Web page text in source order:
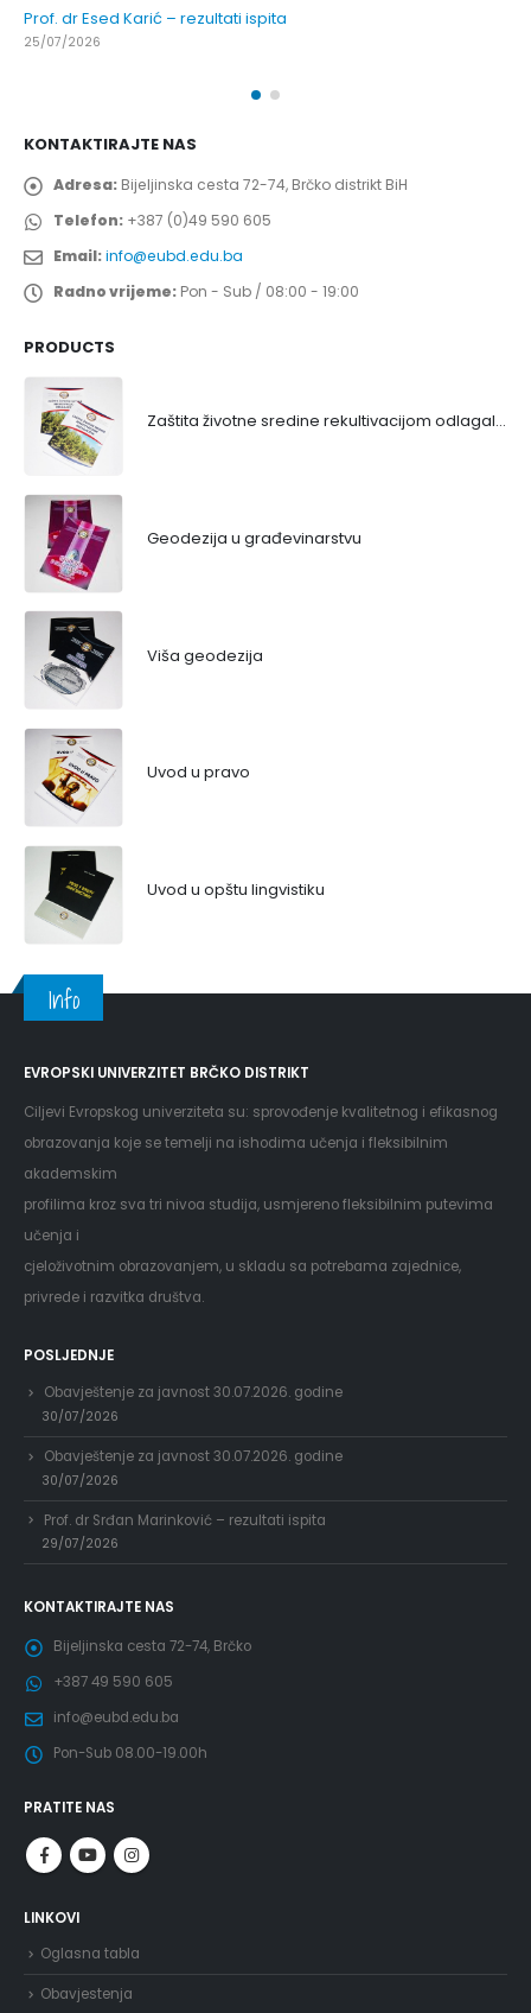
Prof. dr Esed Karić – rezultati ispita
25/07/2026
KONTAKTIRAJTE NAS
Adresa: Bijeljinska cesta 72-74, Brčko distrikt BiH
Telefon: +387 (0)49 590 605
Email:info@eubd.edu.ba
Radno vrijeme: Pon - Sub / 08:00 - 19:00
PRODUCTS
Zaštita životne sredine rekultivacijom odlagališta
Geodezija u građevinarstvu
Viša geodezija
Uvod u pravo
Uvod u opštu lingvistiku
Info
EVROPSKI UNIVERZITET BRČKO DISTRIKT
Ciljevi Evropskog univerziteta su: sprovođenje kvalitetnog i efikasnog
obrazovanja koje se temelji na ishodima učenja i fleksibilnim
akademskim
profilima kroz sva tri nivoa studija, usmjereno fleksibilnim putevima
učenja i
cjeloživotnim obrazovanjem, u skladu sa potrebama zajednice,
privrede i razvitka društva.
POSLJEDNJE
Obavještenje za javnost 30.07.2026. godine
30/07/2026
Obavještenje za javnost 30.07.2026. godine
30/07/2026
Prof. dr Srđan Marinković – rezultati ispita
29/07/2026
KONTAKTIRAJTE NAS
Bijeljinska cesta 72-74, Brčko
+387 49 590 605
info@eubd.edu.ba
Pon-Sub 08.00-19.00h
PRATITE NAS
LINKOVI
Oglasna tabla
Obavjestenja